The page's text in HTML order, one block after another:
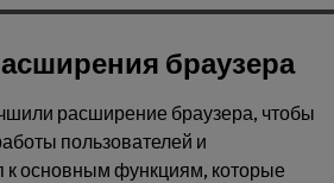
браузера
расширение браузера, чтобы
пользователей и
к основным функциям, которые